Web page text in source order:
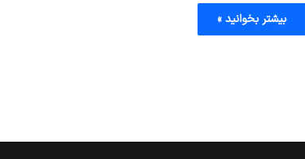
بیشتر بخوانید »